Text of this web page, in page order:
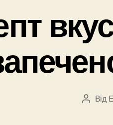
Автор
Від